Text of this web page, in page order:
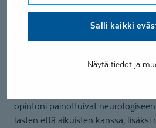
Salli kaikki
Näytä tiedot ja
vuoksi kouluttauduinkin
on yleisurheilun puolelta ja tällä
ja liikuntaelinsairauksien
opintoni painottuivat
lasten että aikuisten kanssa,